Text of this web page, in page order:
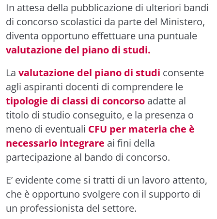
In attesa della pubblicazione di ulteriori bandi
di concorso scolastici da parte del Ministero,
diventa opportuno effettuare una puntuale
valutazione del piano di studi.
La valutazione del piano di studi consente
agli aspiranti docenti di comprendere le
tipologie di classi di concorso adatte al
titolo di studio conseguito, e la presenza o
meno di eventuali CFU per materia che è
necessario integrare ai fini della
partecipazione al bando di concorso.
E’ evidente come si tratti di un lavoro attento,
che è opportuno svolgere con il supporto di
un professionista del settore.